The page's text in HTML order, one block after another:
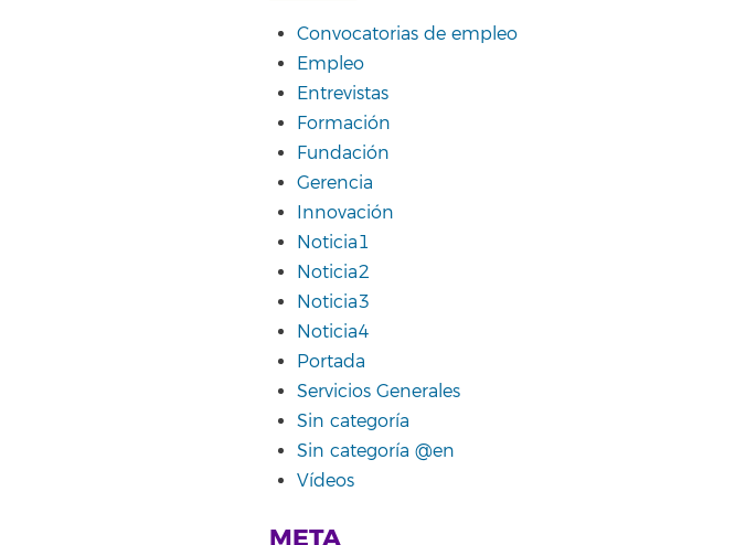
Convocatorias de empleo
Empleo
Entrevistas
Formación
Fundación
Gerencia
Innovación
Noticia1
Noticia2
Noticia3
Noticia4
Portada
Servicios Generales
Sin categoría
Sin categoría @en
Vídeos
META